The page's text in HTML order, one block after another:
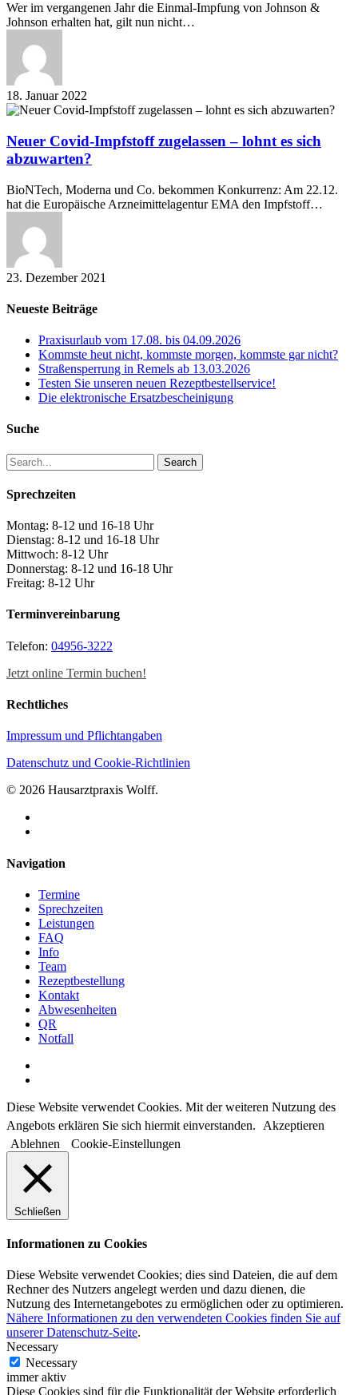
Johnson
geimpfte
Personen
Wer im vergangenen Jahr die Einmal-Impfung von Johnson &
Johnson erhalten hat, gilt nun nicht…
18. Januar 2022
Neuer
Impfstoff
zugelassen
–
es
sich
abzuwarten?
Neuer Covid-Impfstoff zugelassen – lohnt es sich
abzuwarten?
BioNTech, Moderna und Co. bekommen Konkurrenz: Am 22.12.
hat die Europäische Arzneimittelagentur EMA den Impfstoff…
23. Dezember 2021
Neueste Beiträge
Praxisurlaub vom 17.08. bis 04.09.2026
Kommste heut nicht, kommste morgen, kommste gar nicht?
Straßensperrung in Remels ab 13.03.2026
Testen Sie unseren neuen Rezeptbestellservice!
Die elektronische Ersatzbescheinigung
Suche
Search
Sprechzeiten
Montag: 8-12 und 16-18 Uhr
Dienstag: 8-12 und 16-18 Uhr
Mittwoch: 8-12 Uhr
Donnerstag: 8-12 und 16-18 Uhr
Freitag: 8-12 Uhr
Terminvereinbarung
Telefon: 04956-3222
Jetzt online Termin buchen!
Rechtliches
Impressum und Pflichtangaben
Datenschutz und Cookie-Richtlinien
© 2026 Hausarztpraxis Wolff.
Close
Navigation
Termine
Sprechzeiten
Leistungen
FAQ
Info
Team
Rezeptbestellung
Kontakt
Abwesenheiten
QR
Notfall
Diese Website verwendet Cookies. Mit der weiteren Nutzung des
Angebots erklären Sie sich hiermit einverstanden.
Akzeptieren
Ablehnen
Cookie-Einstellungen
Schließen
Informationen zu Cookies
Diese Website verwendet Cookies; dies sind Dateien, die auf dem
Rechner des Nutzers angelegt werden und dazu dienen, die
Nutzung des Internetangebotes zu ermöglichen oder zu optimieren.
Nähere Informationen zu den verwendeten Cookies finden Sie auf
unserer Datenschutz-Seite.
Necessary
Necessary
immer aktiv
Diese Cookies sind für die Funktionalität der Website erforderlich